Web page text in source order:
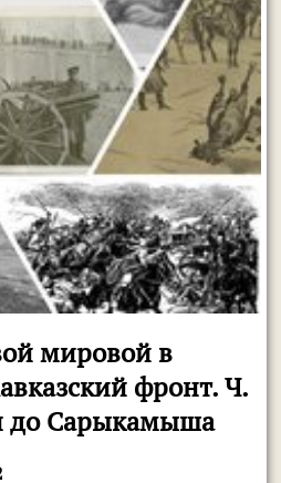
мировой в
фронт. Ч.
до Сарыкамыша